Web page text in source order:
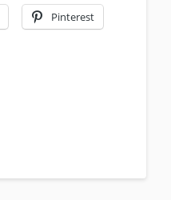
Pinterest